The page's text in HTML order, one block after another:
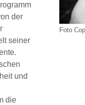
der
seiner
und
die
Foto